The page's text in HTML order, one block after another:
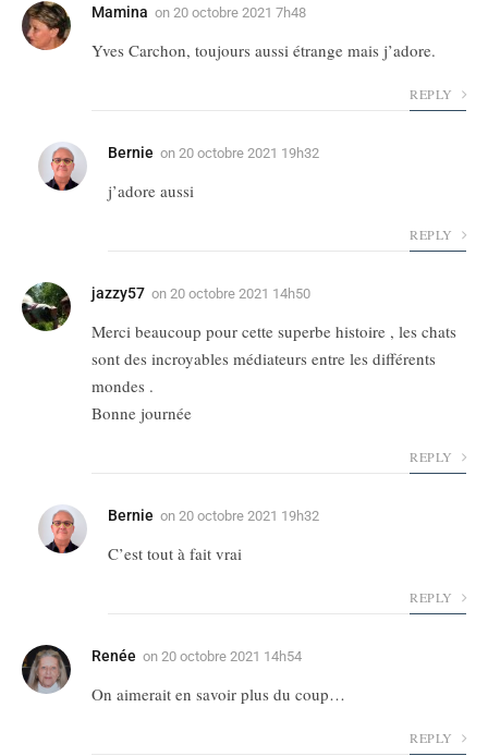
Mamina on 20 octobre 2021 7h48
Yves Carchon, toujours aussi étrange mais j’adore.
REPLY
Bernie on 20 octobre 2021 19h32
j’adore aussi
REPLY
jazzy57 on 20 octobre 2021 14h50
Merci beaucoup pour cette superbe histoire , les chats
sont des incroyables médiateurs entre les différents
mondes .
Bonne journée
REPLY
Bernie on 20 octobre 2021 19h32
C’est tout à fait vrai
REPLY
Renée on 20 octobre 2021 14h54
On aimerait en savoir plus du coup…
REPLY